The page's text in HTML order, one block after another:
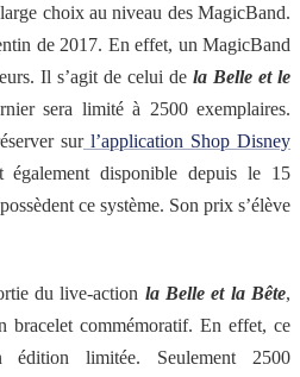
choix au niveau des MagicBand.
de 2017. En effet, un MagicBand
Il s’agit de celui de la Belle et le
sera limité à 2500 exemplaires.
surl’application Shop Disney
également disponible depuis le 15
ce système. Son prix s’élève
du live-action la Belle et la Bête,
bracelet commémoratif. En effet, ce
édition limitée. Seulement 2500